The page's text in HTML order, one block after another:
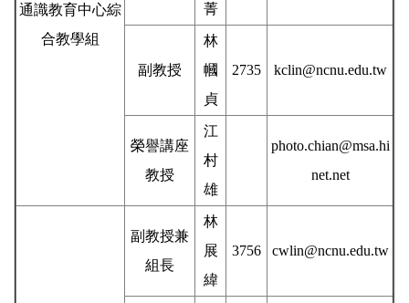
通識教育中心綜
合教學組
菁
副教授
林
幗
貞
2735 kclin@ncnu.edu.tw
榮譽講座
教授
江
村
雄
photo.chian@msa.hi
net.net
副教授兼
組長
林
展
緯
3756 cwlin@ncnu.edu.tw